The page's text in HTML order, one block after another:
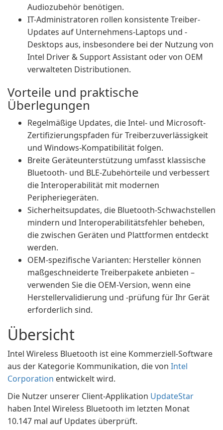
Audiozubehör benötigen.
IT-Administratoren rollen konsistente Treiber-
Updates auf Unternehmens-Laptops und -
Desktops aus, insbesondere bei der Nutzung von
Intel Driver & Support Assistant oder von OEM
verwalteten Distributionen.
Vorteile und praktische
Überlegungen
Regelmäßige Updates, die Intel- und Microsoft-
Zertifizierungspfaden für Treiberzuverlässigkeit
und Windows-Kompatibilität folgen.
Breite Geräteunterstützung umfasst klassische
Bluetooth- und BLE-Zubehörteile und verbessert
die Interoperabilität mit modernen
Peripheriegeräten.
Sicherheitsupdates, die Bluetooth-Schwachstellen
mindern und Interoperabilitätsfehler beheben,
die zwischen Geräten und Plattformen entdeckt
werden.
OEM-spezifische Varianten: Hersteller können
maßgeschneiderte Treiberpakete anbieten –
verwenden Sie die OEM-Version, wenn eine
Herstellervalidierung und -prüfung für Ihr Gerät
erforderlich sind.
Übersicht
Intel Wireless Bluetooth ist eine Kommerziell-Software
aus der Kategorie Kommunikation, die von Intel
Corporation entwickelt wird.
Die Nutzer unserer Client-Applikation UpdateStar
haben Intel Wireless Bluetooth im letzten Monat
10.147 mal auf Updates überprüft.